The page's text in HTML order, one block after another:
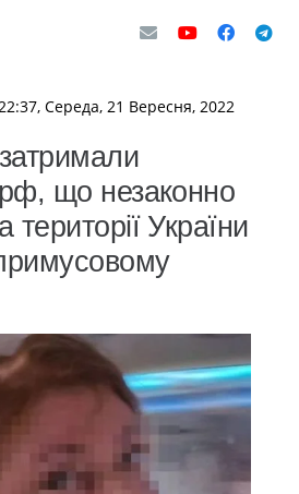
Середа, 21 Вересня, 2022
що незаконно
території України